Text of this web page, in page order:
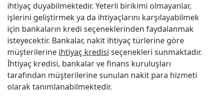
ihtiyaç duyabilmektedir. Yeterli birikimi olmayanlar,
işlerini geliştirmek ya da ihtiyaçlarını karşılayabilmek
için bankaların kredi seçeneklerinden faydalanmak
isteyecektir. Bankalar, nakit ihtiyaç türlerine göre
müşterilerine ihtiyaç kredisi seçenekleri sunmaktadır.
İhtiyaç kredisi, bankalar ve finans kuruluşları
tarafından müşterilerine sunulan nakit para hizmeti
olarak tanımlanabilmektedir.